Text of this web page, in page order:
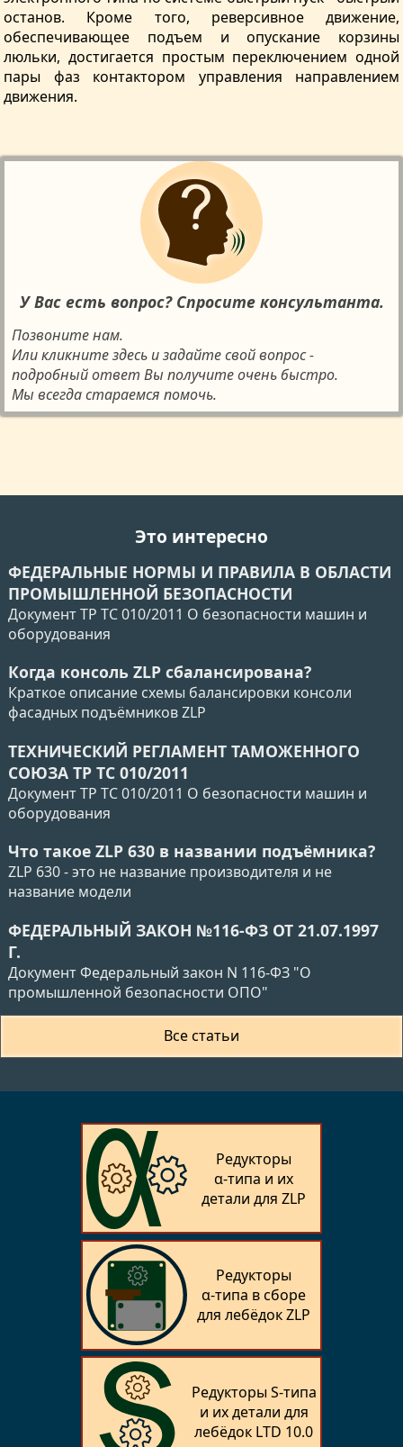
останов. Кроме того, реверсивное движение,
обеспечивающее подъем и опускание корзины
люльки, достигается простым переключением одной
пары фаз контактором управления направлением
движения.
У Вас есть вопрос? Спросите консультанта.
Позвоните нам.
Или кликните здесь и задайте свой вопрос -
подробный ответ Вы получите очень быстро.
Мы всегда стараемся помочь.
Это интересно
ФЕДЕРАЛЬНЫЕ НОРМЫ И ПРАВИЛА В ОБЛАСТИ
ПРОМЫШЛЕННОЙ БЕЗОПАСНОСТИ
Документ ТР ТС 010/2011 О безопасности машин и
оборудования
Когда консоль ZLP сбалансирована?
Краткое описание схемы балансировки консоли
фасадных подъёмников ZLP
ТЕХНИЧЕСКИЙ РЕГЛАМЕНТ ТАМОЖЕННОГО
СОЮЗА ТР ТС 010/2011
Документ ТР ТС 010/2011 О безопасности машин и
оборудования
Что такое ZLP 630 в названии подъёмника?
ZLP 630 - это не название производителя и не
название модели
ФЕДЕРАЛЬНЫЙ ЗАКОН №116-ФЗ ОТ 21.07.1997
Г.
Документ Федеральный закон N 116-ФЗ "О
промышленной безопасности ОПО"
Все статьи
Редукторы
α‑типа и их
детали для ZLP
Редукторы
α‑типа в сборе
для лебёдок ZLP
Редукторы S‑типа
и их детали для
лебёдок LTD 10.0